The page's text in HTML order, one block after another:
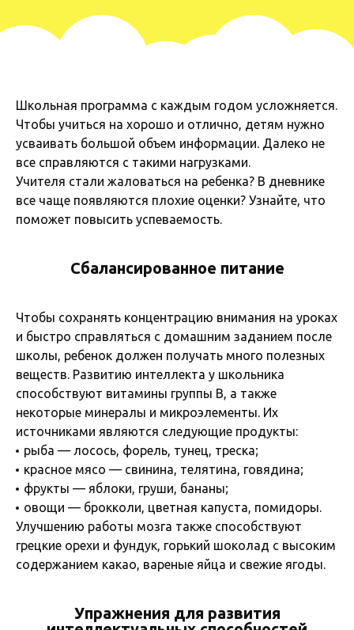
Школьная программа с каждым годом усложняется.
Чтобы учиться на хорошо и отлично, детям нужно
усваивать большой объем информации. Далеко не
все справляются с такими нагрузками.
Учителя стали жаловаться на ребенка? В дневнике
все чаще появляются плохие оценки? Узнайте, что
поможет повысить успеваемость.
Сбалансированное питание
Чтобы сохранять концентрацию внимания на уроках
и быстро справляться с домашним заданием после
школы, ребенок должен получать много полезных
веществ. Развитию интеллекта у школьника
способствуют витамины группы B, а также
некоторые минералы и микроэлементы. Их
источниками являются следующие продукты:
рыба — лосось, форель, тунец, треска;
красное мясо — свинина, телятина, говядина;
фрукты — яблоки, груши, бананы;
овощи — брокколи, цветная капуста, помидоры.
Улучшению работы мозга также способствуют
грецкие орехи и фундук, горький шоколад с высоким
содержанием какао, вареные яйца и свежие ягоды.
Упражнения для развития